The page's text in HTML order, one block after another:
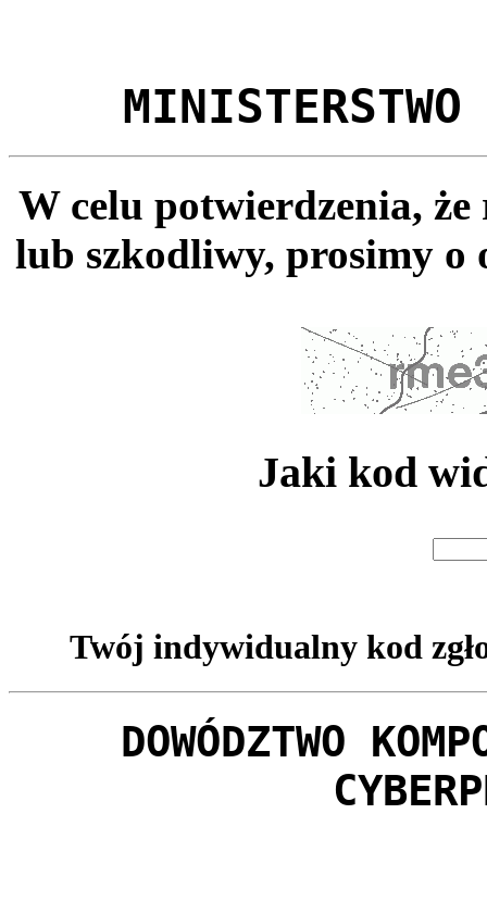
MINISTERSTWO
W celu potwierdzenia,
lub szkodliwy, prosimy o
Jaki kod
Twój indywidualny kod
DOWÓDZTWO